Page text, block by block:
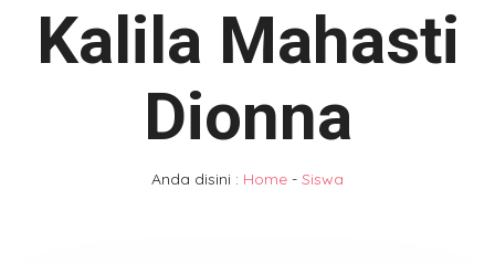
Kalila Mahasti
Dionna
Anda disini : Home - Siswa